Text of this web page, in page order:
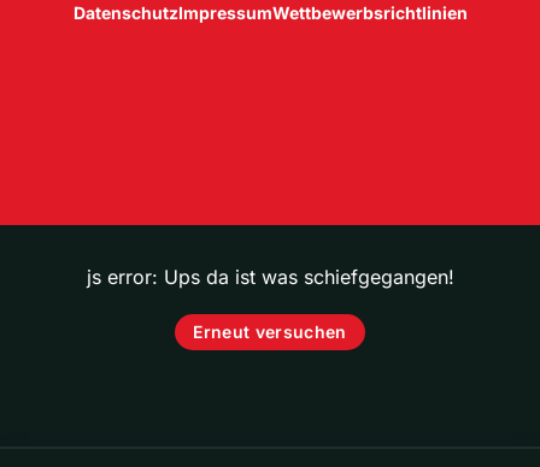
DatenschutzImpressumWettbewerbsrichtlinien
js error: Ups da ist was schiefgegangen!
Erneut versuchen